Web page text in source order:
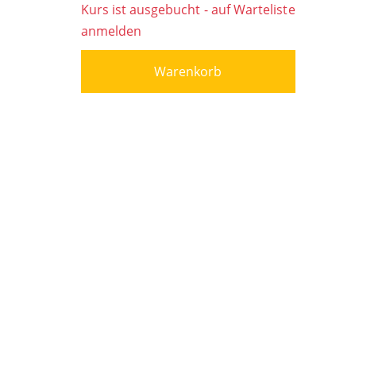
Kurs ist ausgebucht - auf Warteliste
anmelden
Warenkorb